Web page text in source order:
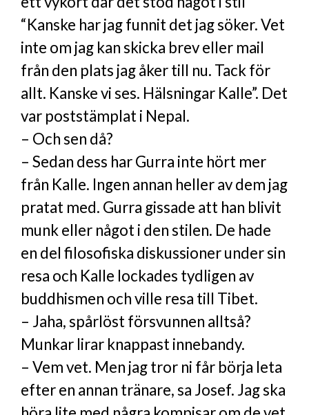
“Kanske har jag funnit det jag söker. Vet
inte om jag kan skicka brev eller mail
från den plats jag åker till nu. Tack för
allt. Kanske vi ses. Hälsningar Kalle”. Det
var poststämplat i Nepal.
– Och sen då?
– Sedan dess har Gurra inte hört mer
från Kalle. Ingen annan heller av dem jag
pratat med. Gurra gissade att han blivit
munk eller något i den stilen. De hade
en del filosofiska diskussioner under sin
resa och Kalle lockades tydligen av
buddhismen och ville resa till Tibet.
– Jaha, spårlöst försvunnen alltså?
Munkar lirar knappast innebandy.
– Vem vet. Men jag tror ni får börja leta
efter en annan tränare, sa Josef. Jag ska